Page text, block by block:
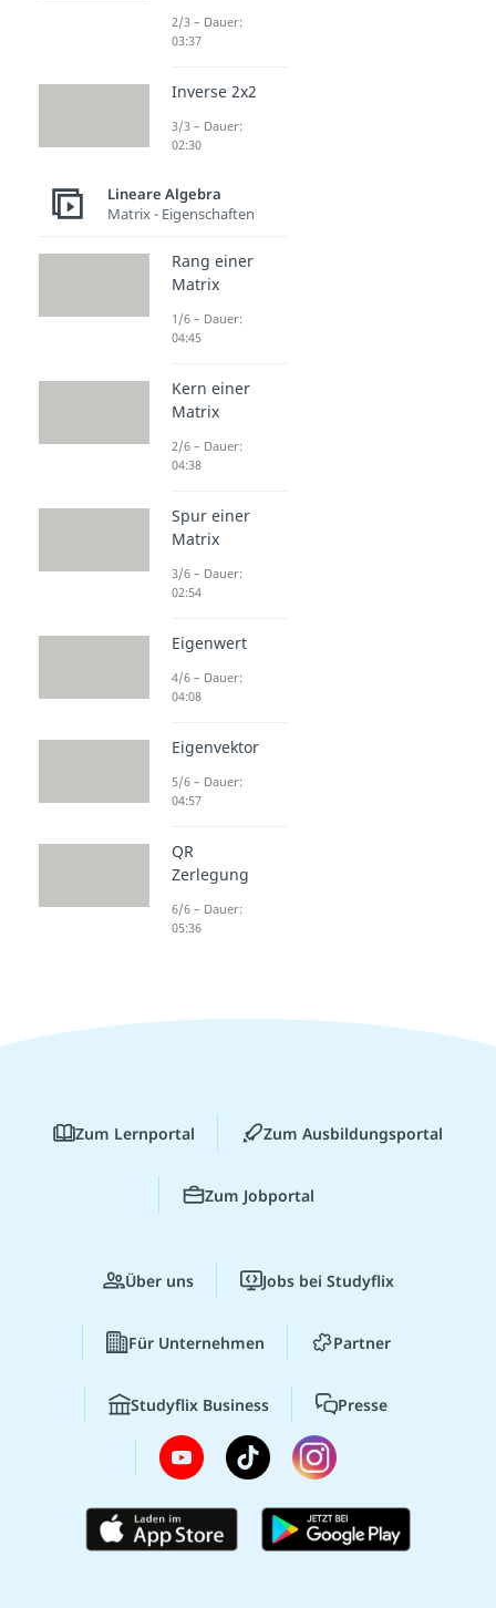
2/3 – Dauer:
03:37
Inverse 2x2
3/3 – Dauer:
02:30
Lineare Algebra
Matrix - Eigenschaften
Rang einer
Matrix
1/6 – Dauer:
04:45
Kern einer
Matrix
2/6 – Dauer:
04:38
Spur einer
Matrix
3/6 – Dauer:
02:54
Eigenwert
4/6 – Dauer:
04:08
Eigenvektor
5/6 – Dauer:
04:57
QR
Zerlegung
6/6 – Dauer:
05:36
Zum Lernportal Zum Ausbildungsportal
Zum Jobportal
Über uns Jobs bei Studyflix
Für Unternehmen Partner
Studyflix Business Presse